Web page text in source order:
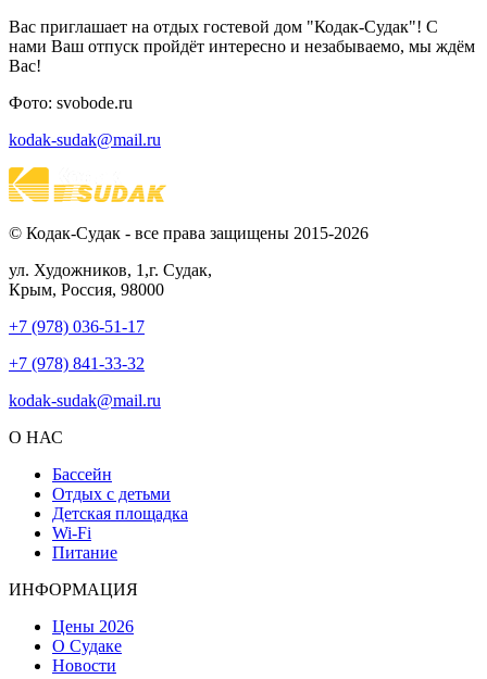
Вас приглашает на отдых гостевой дом "Кодак-Судак"! С
нами Ваш отпуск пройдёт интересно и незабываемо, мы ждём
Вас!
Фото: svobode.ru
kodak-sudak@mail.ru
© Кодак-Судак - все права защищены 2015-2026
ул. Художников, 1,г. Судак,
Крым, Россия, 98000
+7 (978) 036-51-17
+7 (978) 841-33-32
kodak-sudak@mail.ru
О НАС
Бассейн
Отдых с детьми
Детская площадка
Wi-Fi
Питание
ИНФОРМАЦИЯ
Цены 2026
О Судаке
Новости